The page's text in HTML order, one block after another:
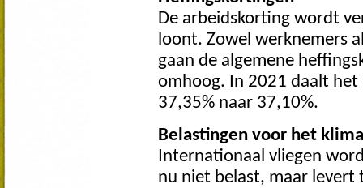
De arbeidskorting wordt
loont. Zowel werknemers
gaan de algemene
omhoog. In 2021 daalt
37,35% naar 37,10%.
Belastingen voor het
Internationaal vliegen
nu niet belast, maar levert